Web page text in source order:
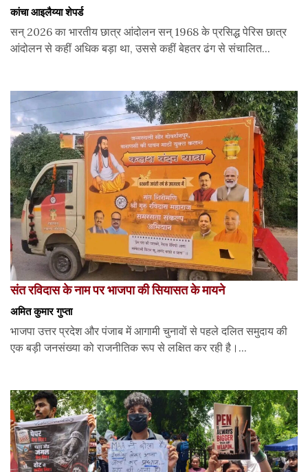
कांचा आइलैय्या शेपर्ड
सन् 2026 का भारतीय छात्र आंदोलन सन् 1968 के प्रसिद्ध पेरिस छात्र
आंदोलन से कहीं अधिक बड़ा था, उससे कहीं बेहतर ढंग से संचालित...
संत रविदास के नाम पर भाजपा की सियासत के मायने
अमित कुमार गुप्ता
भाजपा उत्तर प्रदेश और पंजाब में आगामी चुनावों से पहले दलित समुदाय की
एक बड़ी जनसंख्या को राजनीतिक रूप से लक्षित कर रही है।...